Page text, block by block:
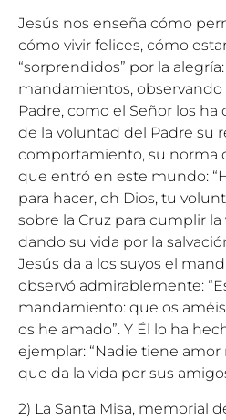
Jesús nos enseña cómo
cómo vivir felices, cómo
“sorprendidos” por la
mandamientos,
Padre, como el Señor los ha
de la voluntad del Padre su
comportamiento, su norma
que entró en este mundo:
para hacer, oh Dios, tu
sobre la Cruz para cumplir
dando su vida por la
Jesús da a los suyos el
observó admirablemente:
mandamiento: que os
os he amado”. Y Él lo ha
ejemplar: “Nadie tiene amor
que da la vida por sus
2) La Santa Misa, memorial